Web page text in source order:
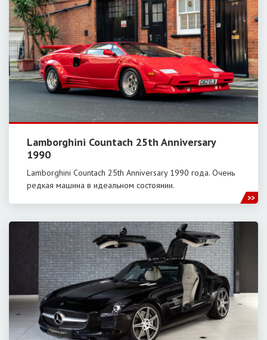
Lamborghini Countach 25th Anniversary
1990
Lamborghini Countach 25th Anniversary 1990 года. Очень
редкая машина в идеальном состоянии.